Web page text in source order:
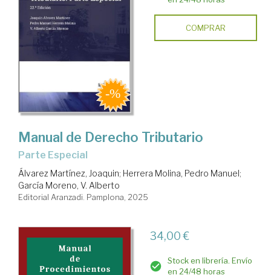
COMPRAR
Manual de Derecho Tributario
Parte Especial
Álvarez Martínez, Joaquin; Herrera Molina, Pedro Manuel;
García Moreno, V. Alberto
Editorial Aranzadi. Pamplona, 2025
34,00 €
Stock en librería. Envío
en 24/48 horas